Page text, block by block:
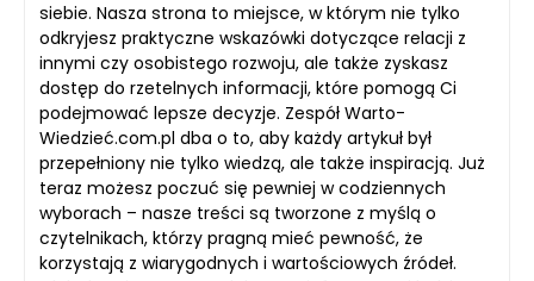
siebie. Nasza strona to miejsce, w którym nie tylko
odkryjesz praktyczne wskazówki dotyczące relacji z
innymi czy osobistego rozwoju, ale także zyskasz
dostęp do rzetelnych informacji, które pomogą Ci
podejmować lepsze decyzje. Zespół Warto-
Wiedzieć.com.pl dba o to, aby każdy artykuł był
przepełniony nie tylko wiedzą, ale także inspiracją. Już
teraz możesz poczuć się pewniej w codziennych
wyborach – nasze treści są tworzone z myślą o
czytelnikach, którzy pragną mieć pewność, że
korzystają z wiarygodnych i wartościowych źródeł.